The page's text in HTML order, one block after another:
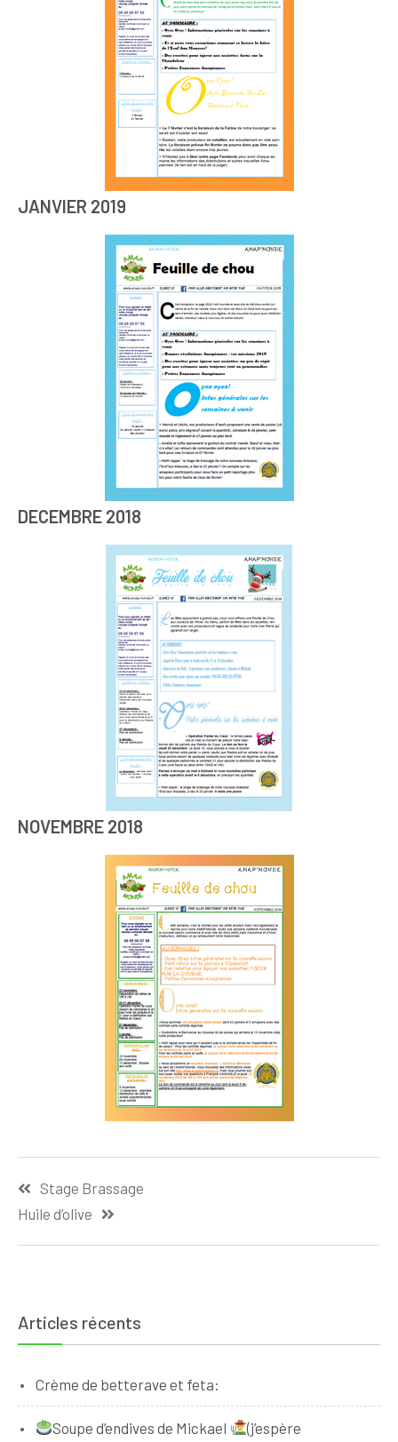
JANVIER 2019
DECEMBRE 2018
NOVEMBRE 2018
Stage Brassage
Huile d’olive
Articles récents
Crème de betterave et feta:
Soupe d’endives de Mickael (j’espère